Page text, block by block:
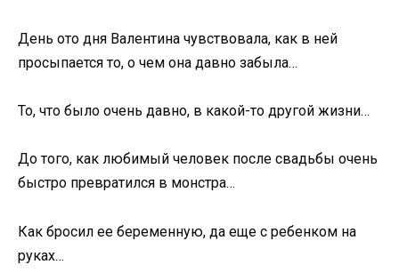
День ото дня Валентина чувствовала, как в ней
просыпается то, о чем она давно забыла…
То, что было очень давно, в какой-то другой жизни…
До того, как любимый человек после свадьбы очень
быстро превратился в монстра…
Как бросил ее беременную, да еще с ребенком на
руках…